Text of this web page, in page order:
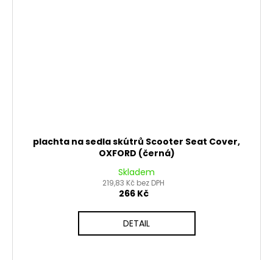
plachta na sedla skútrů Scooter Seat Cover,
OXFORD (černá)
Skladem
219,83 Kč bez DPH
266 Kč
DETAIL